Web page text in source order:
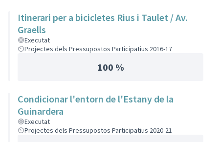
Itinerari per a bicicletes Rius i Taulet / Av.
Graells
Executat
Projectes dels Pressupostos Participatius 2016-17
100 %
Condicionar l'entorn de l'Estany de la
Guinardera
Executat
Projectes dels Pressupostos Participatius 2020-21